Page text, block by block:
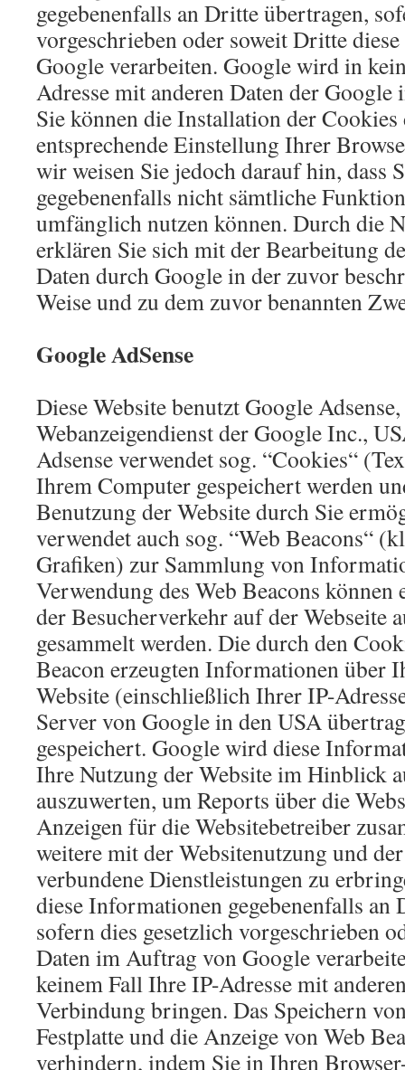
gegebenenfalls an Dritte übertragen,
vorgeschrieben oder soweit Dritte
Google verarbeiten. Google wird in
Adresse mit anderen Daten der
Sie können die Installation der Cookies
entsprechende Einstellung Ihrer
wir weisen Sie jedoch darauf hin, dass
gegebenenfalls nicht sämtliche
umfänglich nutzen können. Durch die
erklären Sie sich mit der Bearbeitung
Daten durch Google in der zuvor
Weise und zu dem zuvor benannten
Google AdSense
Diese Website benutzt Google
Webanzeigendienst der Google Inc.,
Adsense verwendet sog. “Cookies“
Ihrem Computer gespeichert werden
Benutzung der Website durch Sie
verwendet auch sog. “Web Beacons“
Grafiken) zur Sammlung von
Verwendung des Web Beacons
der Besucherverkehr auf der Webseite
gesammelt werden. Die durch den
Beacon erzeugten Informationen über
Website (einschließlich Ihrer IP-
Server von Google in den USA
gespeichert. Google wird diese
Ihre Nutzung der Website im Hinblick
auszuwerten, um Reports über die
Anzeigen für die Websitebetreiber
weitere mit der Websitenutzung und
verbundene Dienstleistungen zu
diese Informationen gegebenenfalls an
sofern dies gesetzlich vorgeschrieben
Daten im Auftrag von Google
keinem Fall Ihre IP-Adresse mit
Verbindung bringen. Das Speichern
Festplatte und die Anzeige von Web
verhindern, indem Sie in Ihren